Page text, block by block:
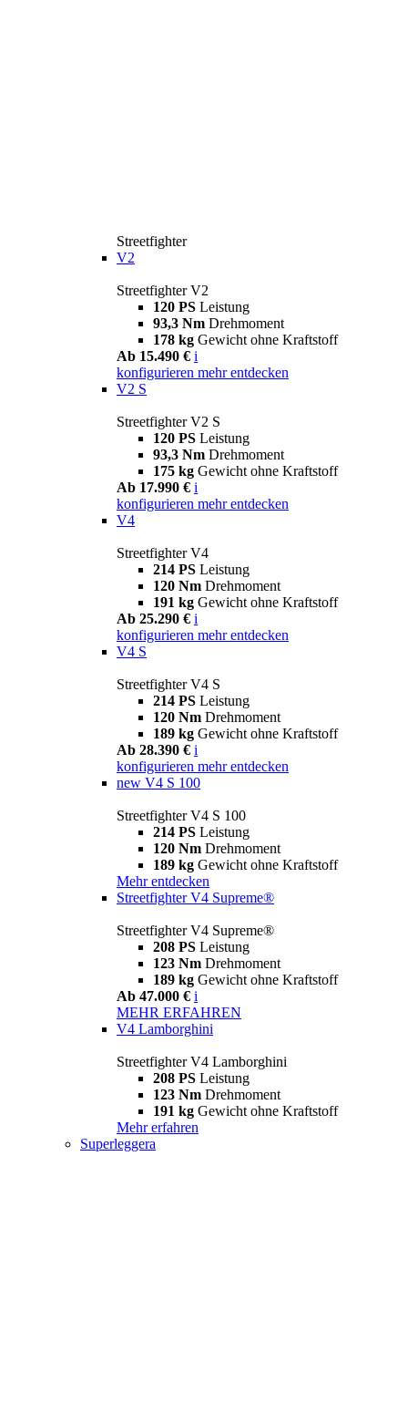
Streetfighter
V2
Streetfighter V2
120 PS Leistung
93,3 Nm Drehmoment
178 kg Gewicht ohne Kraftstoff
Ab 15.490 € i
konfigurieren mehr entdecken
V2 S
Streetfighter V2 S
120 PS Leistung
93,3 Nm Drehmoment
175 kg Gewicht ohne Kraftstoff
Ab 17.990 € i
konfigurieren mehr entdecken
V4
Streetfighter V4
214 PS Leistung
120 Nm Drehmoment
191 kg Gewicht ohne Kraftstoff
Ab 25.290 € i
konfigurieren mehr entdecken
V4 S
Streetfighter V4 S
214 PS Leistung
120 Nm Drehmoment
189 kg Gewicht ohne Kraftstoff
Ab 28.390 € i
konfigurieren mehr entdecken
new V4 S 100
Streetfighter V4 S 100
214 PS Leistung
120 Nm Drehmoment
189 kg Gewicht ohne Kraftstoff
Mehr entdecken
Streetfighter V4 Supreme®
Streetfighter V4 Supreme®
208 PS Leistung
123 Nm Drehmoment
189 kg Gewicht ohne Kraftstoff
Ab 47.000 € i
MEHR ERFAHREN
V4 Lamborghini
Streetfighter V4 Lamborghini
208 PS Leistung
123 Nm Drehmoment
191 kg Gewicht ohne Kraftstoff
Mehr erfahren
Superleggera